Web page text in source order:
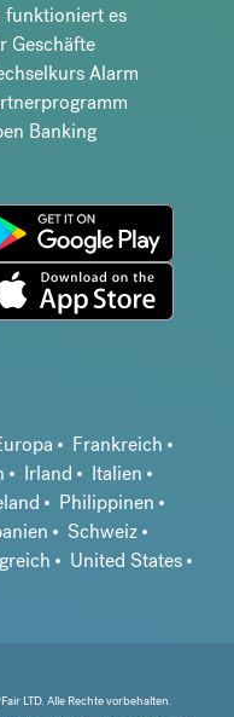
funktioniert es
Geschäfte
Alarm
Banking
Frankreich
Irland
Italien
Philippinen
Schweiz
United States
LTD. Alle Rechte vorbehalten.